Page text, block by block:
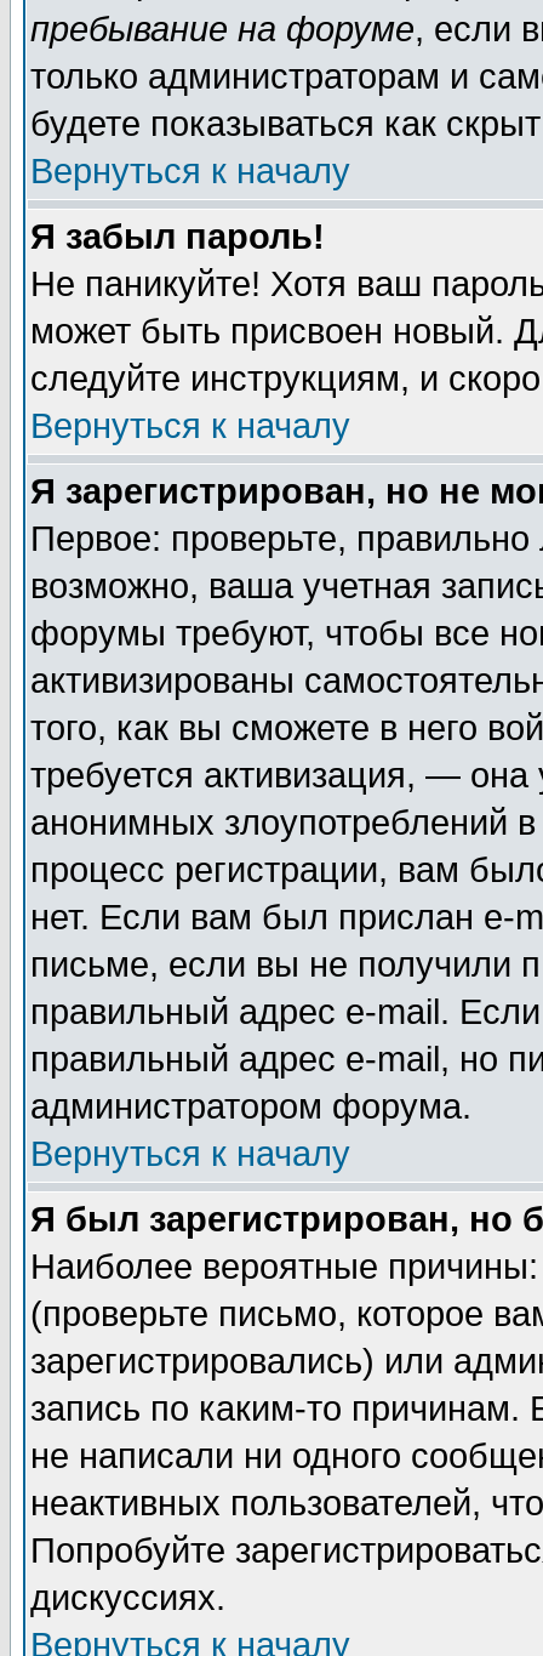
пребывание на форуме, если
только администраторам и
будете показываться как
Вернуться к началу
Я забыл пароль!
Не паникуйте! Хотя ваш
может быть присвоен новый.
следуйте инструкциям, и
Вернуться к началу
Я зарегистрирован, но не
Первое: проверьте,
возможно, ваша учетная
форумы требуют, чтобы все
активизированы
того, как вы сможете в него
требуется активизация, —
анонимных злоупотреблений
процесс регистрации, вам
нет. Если вам был прислан e-
письме, если вы не получили
правильный адрес e-mail.
правильный адрес e-mail, но
администратором форума.
Вернуться к началу
Я был зарегистрирован, но
Наиболее вероятные
(проверьте письмо, которое
зарегистрировались) или
запись по каким-то
не написали ни одного
неактивных пользователей,
Попробуйте
дискуссиях.
Вернуться к началу